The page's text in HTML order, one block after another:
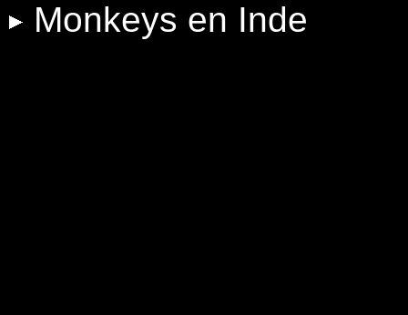
Monkeys en Inde